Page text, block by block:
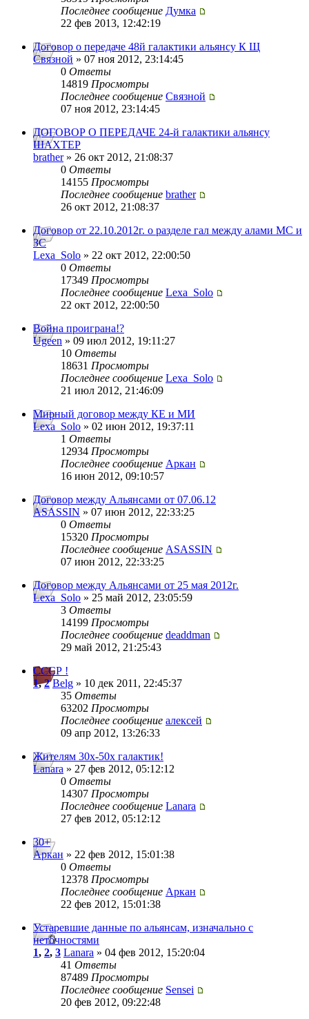
Последнее сообщение Думка
22 фев 2013, 12:42:19
Договор о передаче 48й галактики альянсу К Щ
Связной » 07 ноя 2012, 23:14:45
0 Ответы
14819 Просмотры
Последнее сообщение Связной
07 ноя 2012, 23:14:45
ДОГОВОР О ПЕРЕДАЧЕ 24-й галактики альянсу
ШАХТЕР
brather» 26 окт 2012, 21:08:37
0 Ответы
14155 Просмотры
Последнее сообщение brather
26 окт 2012, 21:08:37
Договор от 22.10.2012г. о разделе гал между алами МС и
ЗС
Lexa_Solo » 22 окт 2012, 22:00:50
0 Ответы
17349 Просмотры
Последнее сообщение Lexa_Solo
22 окт 2012, 22:00:50
Война проиграна!?
Ugeen » 09 июл 2012, 19:11:27
10 Ответы
18631 Просмотры
Последнее сообщение Lexa_Solo
21 июл 2012, 21:46:09
Мирный договор между КЕ и МИ
Lexa_Solo » 02 июн 2012, 19:37:11
1 Ответы
12934 Просмотры
Последнее сообщение Аркан
16 июн 2012, 09:10:57
Договор между Альянсами от 07.06.12
ASASSIN » 07 июн 2012, 22:33:25
0 Ответы
15320 Просмотры
Последнее сообщение ASASSIN
07 июн 2012, 22:33:25
Договор между Альянсами от 25 мая 2012г.
Lexa_Solo » 25 май 2012, 23:05:59
3 Ответы
14199 Просмотры
Последнее сообщение deaddman
29 май 2012, 21:25:43
СССР !
1,2 Belg » 10 дек 2011, 22:45:37
35 Ответы
63202 Просмотры
Последнее сообщение алексей
09 апр 2012, 13:26:33
Жителям 30х-50х галактик!
Lanara » 27 фев 2012, 05:12:12
0 Ответы
14307 Просмотры
Последнее сообщение Lanara
27 фев 2012, 05:12:12
30+
Аркан » 22 фев 2012, 15:01:38
0 Ответы
12378 Просмотры
Последнее сообщение Аркан
22 фев 2012, 15:01:38
Устаревшие данные по альянсам, изначально с
неточностями
1, 2, 3 Lanara » 04 фев 2012, 15:20:04
41 Ответы
87489 Просмотры
Последнее сообщение Sensei
20 фев 2012, 09:22:48